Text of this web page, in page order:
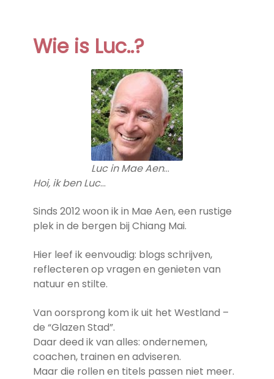
Wie is Luc..?
Luc in Mae Aen…
Hoi, ik ben Luc…
Sinds 2012 woon ik in Mae Aen, een rustige
plek in de bergen bij Chiang Mai.
Hier leef ik eenvoudig: blogs schrijven,
reflecteren op vragen en genieten van
natuur en stilte.
Van oorsprong kom ik uit het Westland –
de “Glazen Stad”.
Daar deed ik van alles: ondernemen,
coachen, trainen en adviseren.
Maar die rollen en titels passen niet meer.